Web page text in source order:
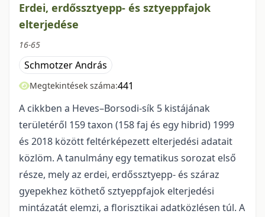
Erdei, erdőssztyepp- és sztyeppfajok
elterjedése
16-65
Schmotzer András
Megtekintések száma:441
A cikkben a Heves–Borsodi-sík 5 kistájának
területéről 159 taxon (158 faj és egy hibrid) 1999
és 2018 között feltérképezett elterjedési adatait
közlöm. A tanulmány egy tematikus sorozat első
ré­sze, mely az erdei, erdőssztyepp- és száraz
gyepekhez köthető sztyeppfajok elterjedési
mintázatát elem­zi, a florisztikai adatközlésen túl. A